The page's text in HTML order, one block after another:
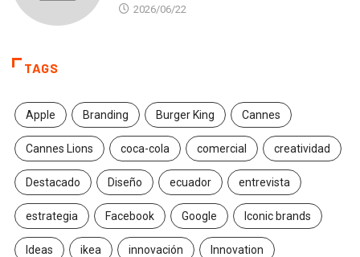
2026/06/22
TAGS
Apple Branding Burger King Cannes
Cannes Lions coca-cola comercial creatividad
Destacado Diseño ecuador entrevista
estrategia Facebook Google Iconic brands
Ideas ikea innovación Innovation